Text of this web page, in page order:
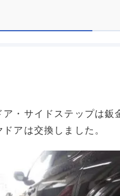
ア・サイドステップは鈑
アは交換しました。